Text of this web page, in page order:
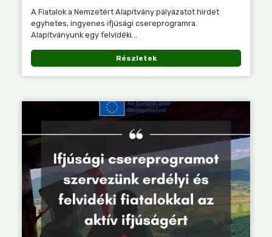
A Fiatalok a Nemzetért Alapítvány pályázatot hirdet
egyhetes, ingyenes ifjúsági csereprogramra.
Alapítványunk egy felvidéki...
Részletek